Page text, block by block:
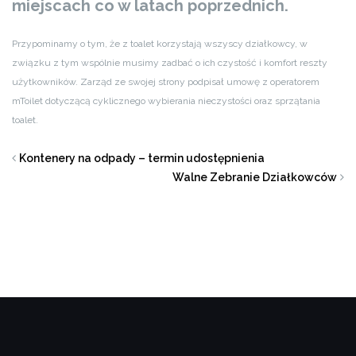
miejscach co w latach poprzednich.
Przypominamy o tym, że z toalet korzystają wszyscy działkowcy, w
związku z tym wspólnie musimy zadbać o ich czystość i komfort reszty
użytkowników. Zarząd ze swojej strony podpisał umowę z operatorem
mToilet dotyczącą cyklicznego wybierania nieczystości oraz sprzątania
toalet.
Kontenery na odpady – termin udostępnienia
Walne Zebranie Działkowców